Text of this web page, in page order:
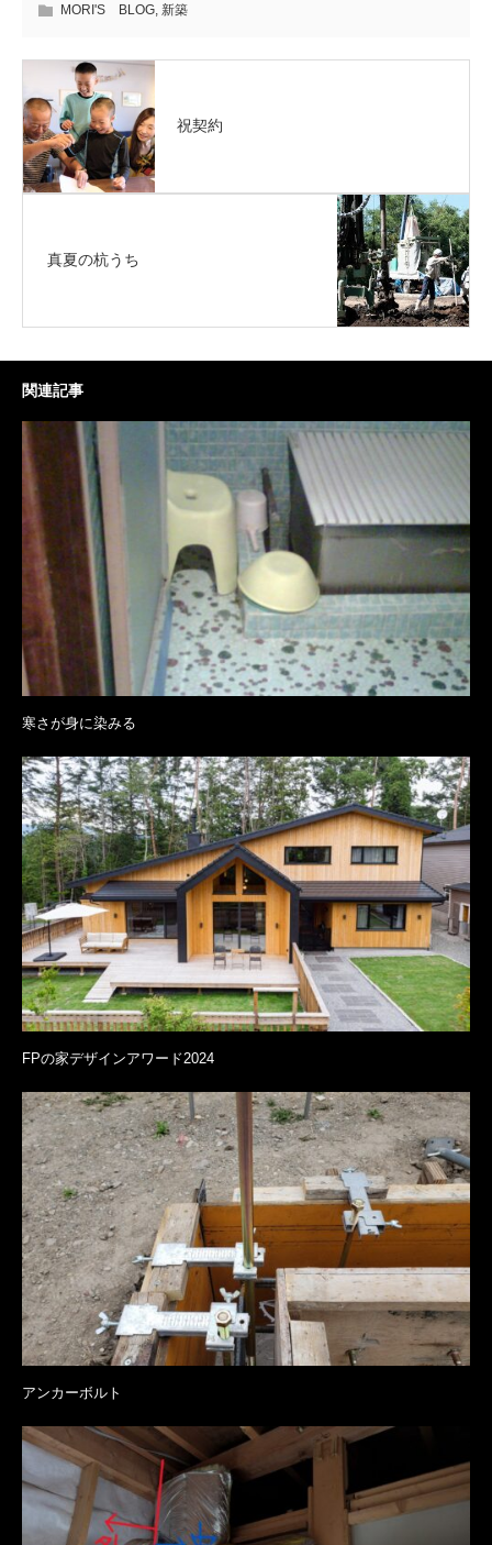
MORI'S BLOG, 新築
祝契約
真夏の杭うち
関連記事
寒さが身に染みる
FPの家デザインアワード2024
アンカーボルト